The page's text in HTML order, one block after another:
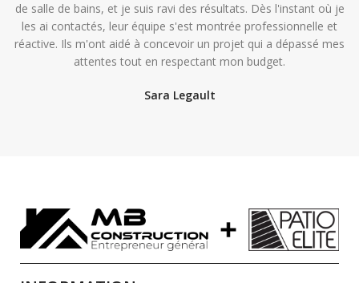
de salle de bains, et je suis ravi des résultats. Dès l'instant où je
les ai contactés, leur équipe s'est montrée professionnelle et
réactive. Ils m'ont aidé à concevoir un projet qui a dépassé mes
attentes tout en respectant mon budget.
Sara Legault